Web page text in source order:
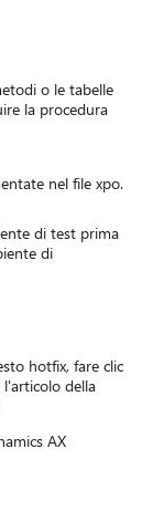
o le tabelle
la procedura
nel file xpo.
di test prima
di
hotfix, fare clic
della
AX